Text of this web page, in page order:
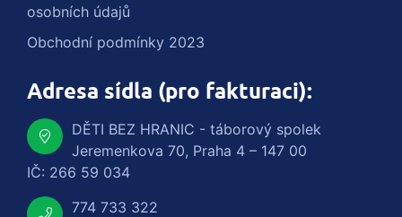
osobních údajů
Obchodní podmínky 2023
Adresa sídla (pro fakturaci):
DĚTI BEZ HRANIC - táborový spolek
Jeremenkova 70, Praha 4 – 147 00
IČ: 266 59 034
774 733 322